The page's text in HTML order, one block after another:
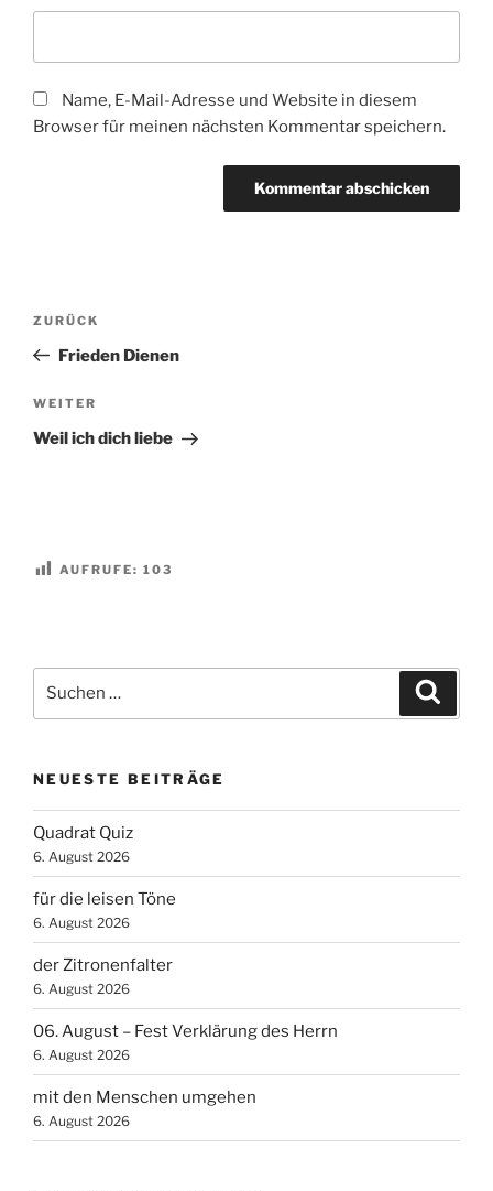
Name, E-Mail-Adresse und Website in diesem
Browser für meinen nächsten Kommentar speichern.
Beitragsnavigation
Vorheriger
Beitrag
ZURÜCK
Frieden Dienen
Nächster
Beitrag
WEITER
Weil ich dich liebe
AUFRUFE: 103
nach:
NEUESTE BEITRÄGE
Quadrat Quiz
6. August 2026
für die leisen Töne
6. August 2026
der Zitronenfalter
6. August 2026
06. August – Fest Verklärung des Herrn
6. August 2026
mit den Menschen umgehen
6. August 2026